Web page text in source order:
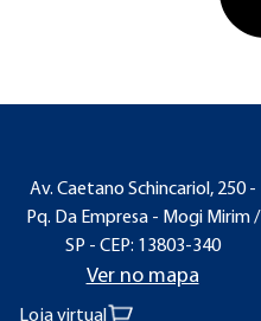
Av. Caetano Schincariol, 250 -
Pq. Da Empresa - Mogi Mirim /
SP - CEP: 13803-340
Ver no mapa
Loja virtual